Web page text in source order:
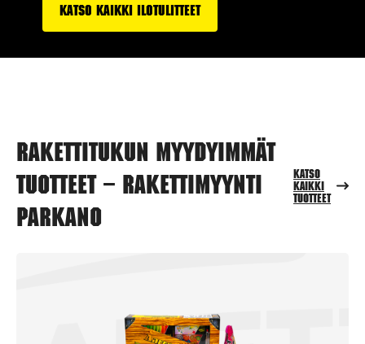
Katso kaikki ilotulitteet
Rakettitukun myydyimmät
tuotteet – Rakettimyynti
Parkano
Katso
kaikki
tuotteet